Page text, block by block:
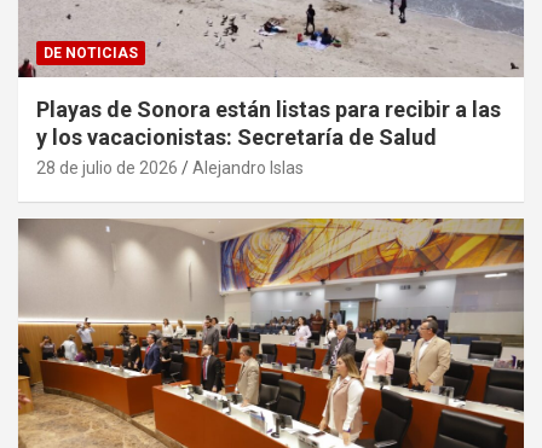
DE NOTICIAS
Playas de Sonora están listas para recibir a las
y los vacacionistas: Secretaría de Salud
28 de julio de 2026 Alejandro Islas